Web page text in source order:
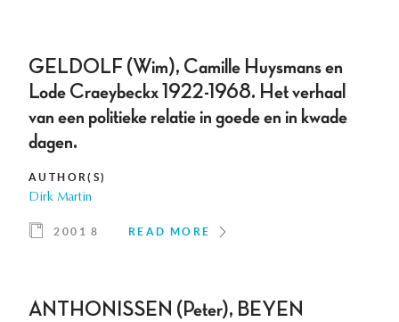
GELDOLF (Wim), Camille Huysmans en
Lode Craeybeckx 1922-1968. Het verhaal
van een politieke relatie in goede en in kwade
dagen.
AUTHOR(S)
Dirk Martin
2001 8 READ MORE
ANTHONISSEN (Peter), BEYEN